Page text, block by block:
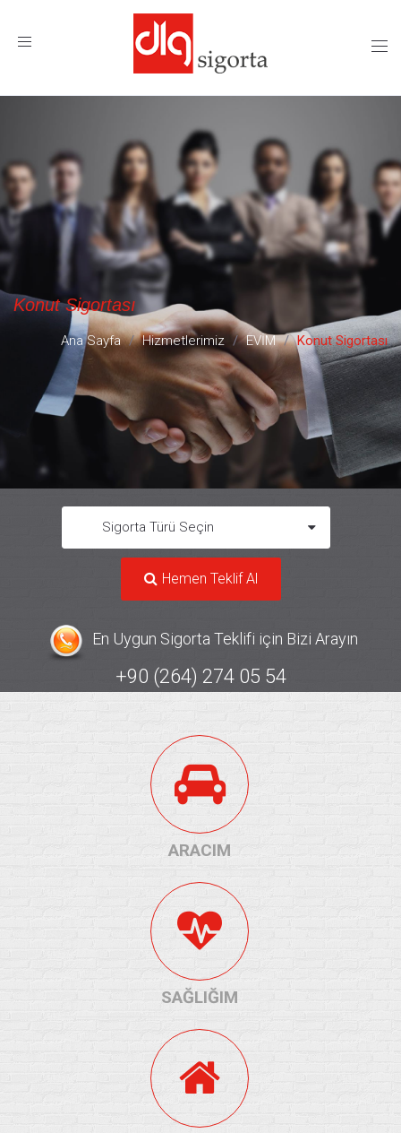
MENÜ
Konut Sigortası
Ana Sayfa Hizmetlerimiz EVİM Konut Sigortası
Sigorta Türü Seçin
Hemen Teklif Al
En Uygun Sigorta Teklifi için Bizi Arayın
+90 (264) 274 05 54
ARACIM
SAĞLIĞIM